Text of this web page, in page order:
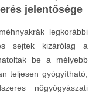
jelentősége
legkorábbi
sejtek kizárólag a
be a mélyebb
teljesen gyógyítható,
nőgyógyászati